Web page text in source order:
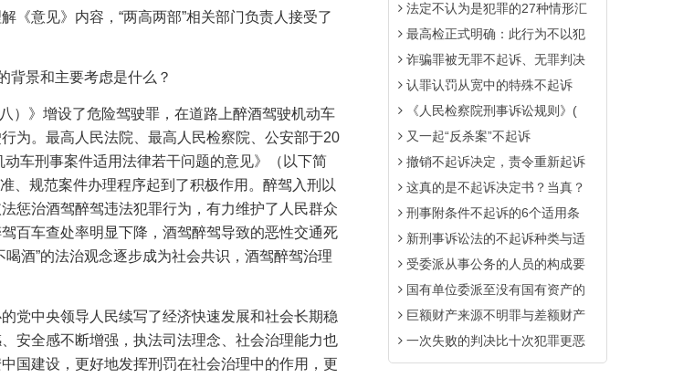
《意见》内容，“两高两部”相关部门负责人接受了
背景和主要考虑是什么？
）》增设了危险驾驶罪，在道路上醉酒驾驶机动车
为。最高人民法院、最高人民检察院、公安部于20
车刑事案件适用法律若干问题的意见》（以下简
、规范案件办理程序起到了积极作用。醉驾入刑以
惩治酒驾醉驾违法犯罪行为，有力维护了人民群众
百车查处率明显下降，酒驾醉驾导致的恶性交通死
酒”的法治观念逐步成为社会共识，酒驾醉驾治理
党中央领导人民续写了经济快速发展和社会长期稳
安全感不断增强，执法司法理念、社会治理能力也
国建设，更好地发挥刑罚在社会治理中的作用，更
法定不认为是犯罪的27种情形汇
最高检正式明确：此行为不以犯
诈骗罪被无罪不起诉、无罪判决
认罪认罚从宽中的特殊不起诉
《人民检察院刑事诉讼规则》(
又一起“反杀案”不起诉
撤销不起诉决定，责令重新起诉
这真的是不起诉决定书？当真？
刑事附条件不起诉的6个适用条
新刑事诉讼法的不起诉种类与适
受委派从事公务的人员的构成要
国有单位委派至没有国有资产的
巨额财产来源不明罪与差额财产
一次失败的判决比十次犯罪更恶